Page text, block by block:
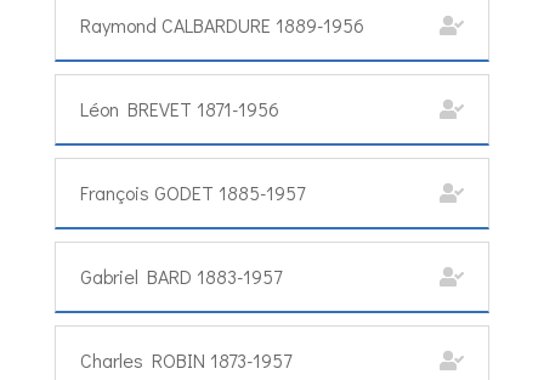
Raymond CALBARDURE 1889-1956
Léon BREVET 1871-1956
François GODET 1885-1957
Gabriel BARD 1883-1957
Charles ROBIN 1873-1957